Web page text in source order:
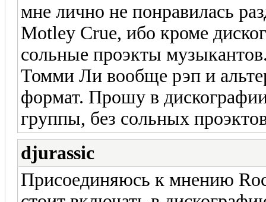
мне лично не понравилась
Motley Crue, ибо кроме
сольные проэкты
Томми Ли вообще рэп и
формат. Прошу в
группы, без сольных
djurassic
Присоединяюсь к мнению